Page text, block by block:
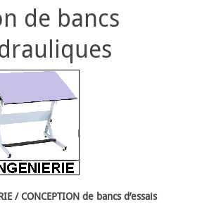
de bancs
/ CONCEPTION de bancs d’essais